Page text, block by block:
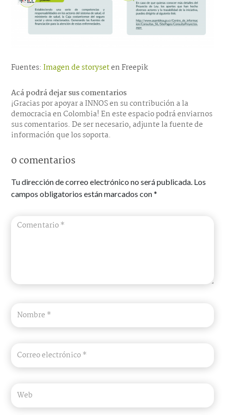
Fuentes:Imagen de storyseten Freepik
Acá podrá dejar sus comentarios
¡Gracias por apoyar a INNOS en su contribución a la
democracia en Colombia! En este espacio podrá enviarnos
sus comentarios. De ser necesario, adjunte la fuente de
información que los soporta.
0 comentarios
Tu dirección de correo electrónico no será publicada. Los
campos obligatorios están marcados con*